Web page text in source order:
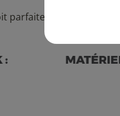
parfaitement